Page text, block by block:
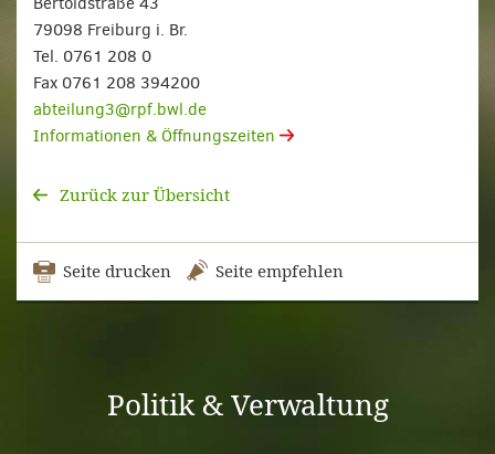
79098 Freiburg i. Br.
Tel. 0761 208 0
Fax 0761 208 394200
abteilung3@rpf.bwl.de
Informationen & Öffnungszeiten
Zurück zur Übersicht
Seite drucken Seite empfehlen
Politik & Verwaltung